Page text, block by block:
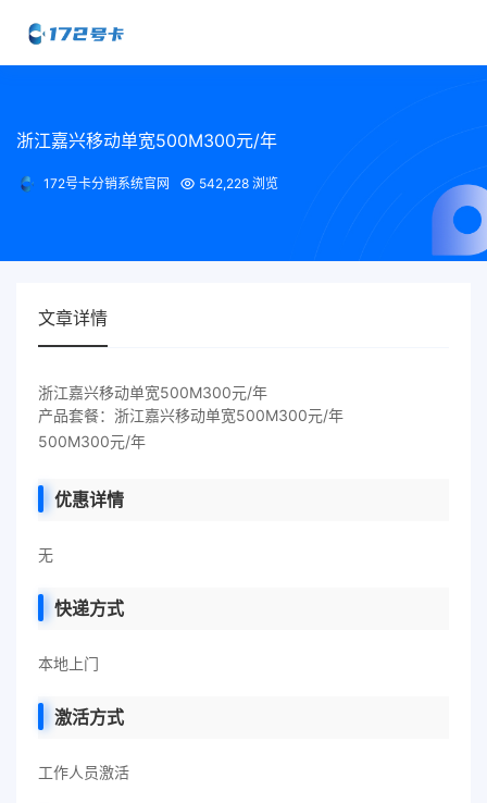
浙江嘉兴移动单宽500M300元/年
172号卡分销系统官网 542,228 浏览
文章详情
浙江嘉兴移动单宽500M300元/年
产品套餐：浙江嘉兴移动单宽500M300元/年
500M300元/年
优惠详情
无
快递方式
本地上门
激活方式
工作人员激活